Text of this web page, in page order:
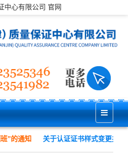
中心有限公司 官网
”的通知 关于认证证书样式变更并实